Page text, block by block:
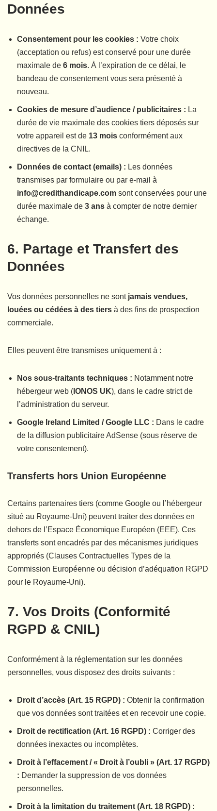
Données
Consentement pour les cookies : Votre choix
(acceptation ou refus) est conservé pour une durée
maximale de 6 mois. À l’expiration de ce délai, le
bandeau de consentement vous sera présenté à
nouveau.
Cookies de mesure d’audience / publicitaires : La
durée de vie maximale des cookies tiers déposés sur
votre appareil est de 13 mois conformément aux
directives de la CNIL.
Données de contact (emails) : Les données
transmises par formulaire ou par e-mail à
info@credithandicape.com sont conservées pour une
durée maximale de 3 ans à compter de notre dernier
échange.
6. Partage et Transfert des
Données
Vos données personnelles ne sont jamais vendues,
louées ou cédées à des tiers à des fins de prospection
commerciale.
Elles peuvent être transmises uniquement à :
Nos sous-traitants techniques : Notamment notre
hébergeur web ( IONOS UK), dans le cadre strict de
l’administration du serveur.
Google Ireland Limited / Google LLC : Dans le cadre
de la diffusion publicitaire AdSense (sous réserve de
votre consentement).
Transferts hors Union Européenne
Certains partenaires tiers (comme Google ou l’hébergeur
situé au Royaume-Uni) peuvent traiter des données en
dehors de l’Espace Économique Européen (EEE). Ces
transferts sont encadrés par des mécanismes juridiques
appropriés (Clauses Contractuelles Types de la
Commission Européenne ou décision d’adéquation RGPD
pour le Royaume-Uni).
7. Vos Droits (Conformité
RGPD & CNIL)
Conformément à la réglementation sur les données
personnelles, vous disposez des droits suivants :
Droit d’accès (Art. 15 RGPD) : Obtenir la confirmation
que vos données sont traitées et en recevoir une copie.
Droit de rectification (Art. 16 RGPD) : Corriger des
données inexactes ou incomplètes.
Droit à l’effacement / « Droit à l’oubli » (Art. 17 RGPD)
: Demander la suppression de vos données
personnelles.
Droit à la limitation du traitement (Art. 18 RGPD) :